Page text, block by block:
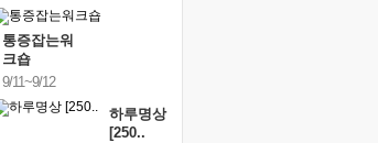
통증잡는워
크숍
9/11~9/12
하루명상
[250..